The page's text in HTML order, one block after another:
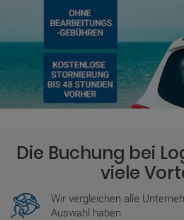
Die Buchung bei
viele
Wir vergleichen alle
Auswahl haben